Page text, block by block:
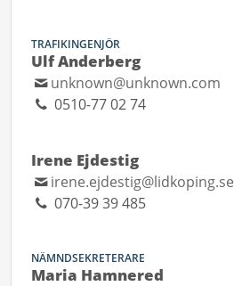
TRAFIKINGENJÖR
Ulf Anderberg
unknown@unknown.com
0510-77 02 74
Irene Ejdestig
irene.ejdestig@lidkoping.se
070-39 39 485
NÄMNDSEKRETERARE
Maria Hamnered